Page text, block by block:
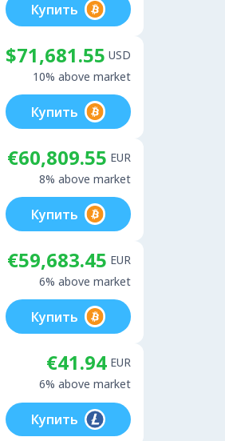
Купить
$71,681.55 USD
10% above market
Купить
€60,809.55 EUR
8% above market
Купить
€59,683.45 EUR
6% above market
Купить
€41.94 EUR
6% above market
Купить